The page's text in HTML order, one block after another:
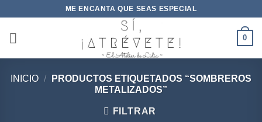
contenido
ME ENCANTA QUE SEAS ESPECIAL
0
INICIO /
PRODUCTOS ETIQUETADOS “SOMBREROS
METALIZADOS”
FILTRAR